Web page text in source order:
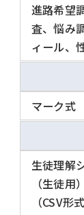
進路希望
査、悩み
ィール、
マーク式
生徒理解
（生徒
（CSV